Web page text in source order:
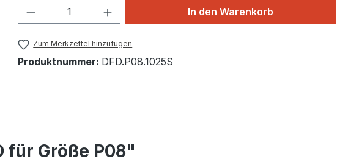
Produkt Anzahl: Gib den gewünschten Wert
In den Warenkorb
Zum Merkzettel hinzufügen
Produktnummer: DFD.P08.1025S
für Größe P08"